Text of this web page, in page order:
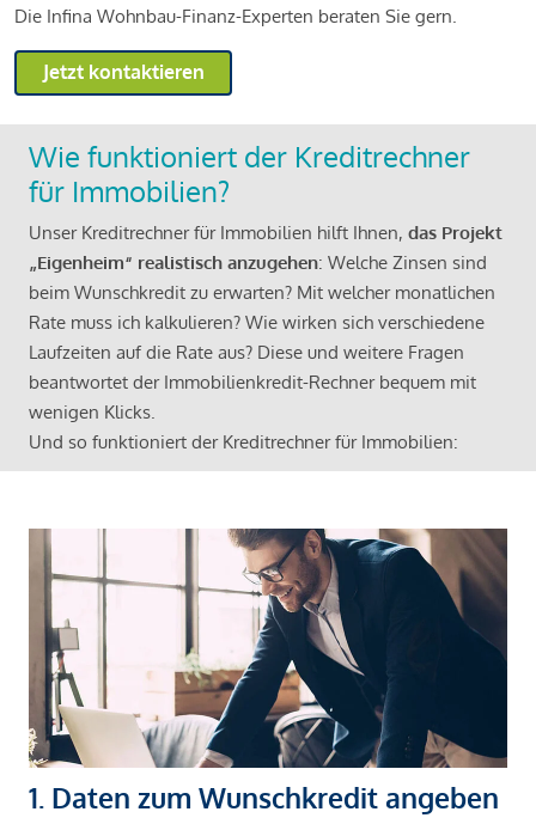
Die Infina Wohnbau-Finanz-Experten beraten Sie gern.
Jetzt kontaktieren
Wie funktioniert der Kreditrechner
für Immobilien?
Unser Kreditrechner für Immobilien hilft Ihnen, das Projekt
„Eigenheim“ realistisch anzugehen: Welche Zinsen sind
beim Wunschkredit zu erwarten? Mit welcher monatlichen
Rate muss ich kalkulieren? Wie wirken sich verschiedene
Laufzeiten auf die Rate aus? Diese und weitere Fragen
beantwortet der Immobilienkredit-Rechner bequem mit
wenigen Klicks.
Und so funktioniert der Kreditrechner für Immobilien:
1. Daten zum Wunschkredit angeben